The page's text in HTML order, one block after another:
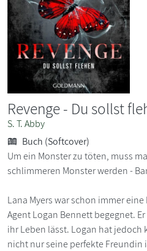
Revenge - Du sollst
S. T. Abby
Buch (Softcover)
Um ein Monster zu töten, muss
schlimmeren Monster werden -
Lana Myers war schon immer
Agent Logan Bennett begegnet.
ihr Leben lässt. Logan hat jedoch
nicht nur seine perfekte Freundin